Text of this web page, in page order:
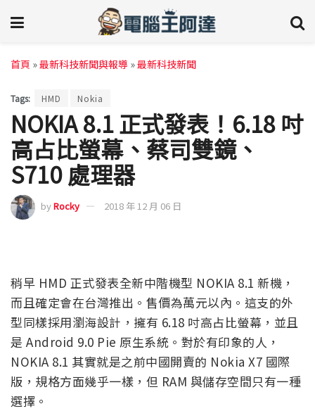
首頁 »最新科技新聞與報導 »最新科技新聞
Tags: HMD Nokia
NOKIA 8.1 正式發表！6.18 吋
高占比螢幕、蔡司雙鏡、
S710 處理器
byRocky 2018 年 12 月 06 日
稍早 HMD 正式發表全新中階機型 NOKIA 8.1 新機，
而且確定會在台灣推出。售價為萬元以內。這支的外
型同樣採用瀏海設計，擁有 6.18 吋高占比螢幕，並且
是 Android 9.0 Pie 原生系統。對於有印象的人，
NOKIA 8.1 其實就是之前中國開賣的 Nokia X7 國際
版，規格方面幾乎一樣，但 RAM 與儲存空間只有一種
選擇。